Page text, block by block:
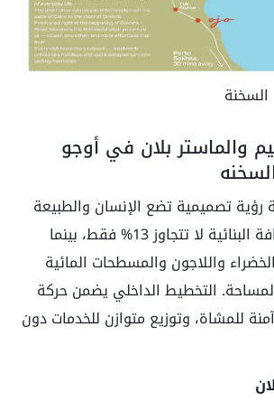
السخنة
والماستر بلان في أوجو
رؤية تصميمية تضع الإنسان والطبيعة
في الصدارة، الكثافة البنائية لا تتجاوز 13% فقط، بينما
واللاجون والمسطحات المائية
التخطيط الداخلي يضمن حركة
للمشاة، وتوزيع متوازن للخدمات دون